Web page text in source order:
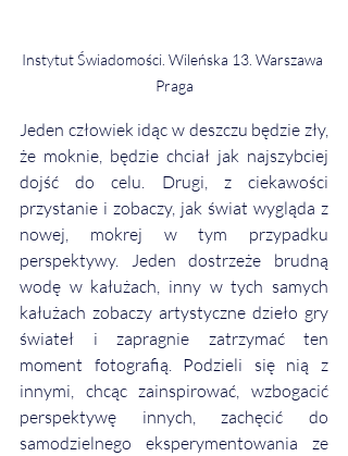
Instytut Świadomości. Wileńska 13. Warszawa
Praga
Jeden człowiek idąc w deszczu będzie zły,
że moknie, będzie chciał jak najszybciej
dojść do celu. Drugi, z ciekawości
przystanie i zobaczy, jak świat wygląda z
nowej, mokrej w tym przypadku
perspektywy. Jeden dostrzeże brudną
wodę w kałużach, inny w tych samych
kałużach zobaczy artystyczne dzieło gry
świateł i zapragnie zatrzymać ten
moment fotografią. Podzieli się nią z
innymi, chcąc zainspirować, wzbogacić
perspektywę innych, zachęcić do
samodzielnego eksperymentowania ze